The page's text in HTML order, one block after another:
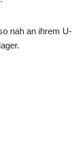
nah an ihrem U-